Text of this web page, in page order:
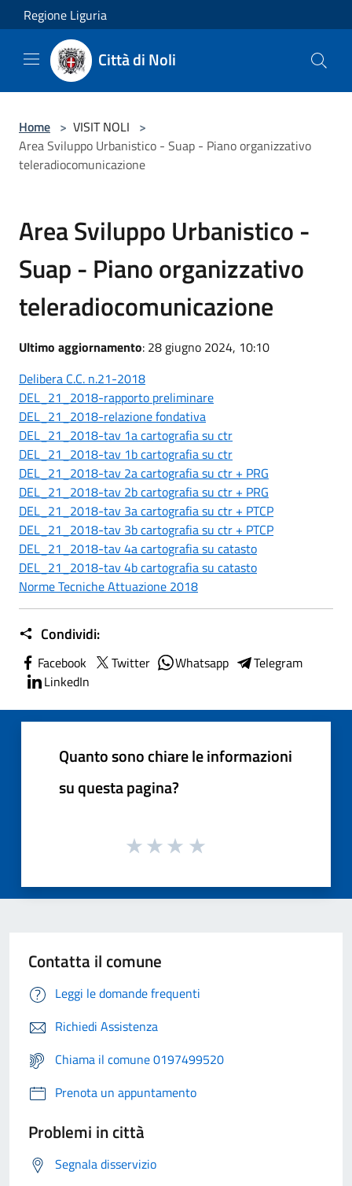
Salta al contenuto principale
Regione Liguria
Città di Noli
Home > VISIT NOLI >
Area Sviluppo Urbanistico - Suap - Piano organizzativo
teleradiocomunicazione
Area Sviluppo Urbanistico -
Suap - Piano organizzativo
teleradiocomunicazione
Ultimo aggiornamento: 28 giugno 2024, 10:10
Delibera C.C. n.21-2018
DEL_21_2018-rapporto preliminare
DEL_21_2018-relazione fondativa
DEL_21_2018-tav 1a cartografia su ctr
DEL_21_2018-tav 1b cartografia su ctr
DEL_21_2018-tav 2a cartografia su ctr + PRG
DEL_21_2018-tav 2b cartografia su ctr + PRG
DEL_21_2018-tav 3a cartografia su ctr + PTCP
DEL_21_2018-tav 3b cartografia su ctr + PTCP
DEL_21_2018-tav 4a cartografia su catasto
DEL_21_2018-tav 4b cartografia su catasto
Norme Tecniche Attuazione 2018
Condividi:
Facebook Twitter Whatsapp
Telegram
LinkedIn
Quanto sono chiare le informazioni
su questa pagina?
Contatta il comune
Leggi le domande frequenti
Richiedi Assistenza
Chiama il comune 0197499520
Prenota un appuntamento
Problemi in città
Segnala disservizio